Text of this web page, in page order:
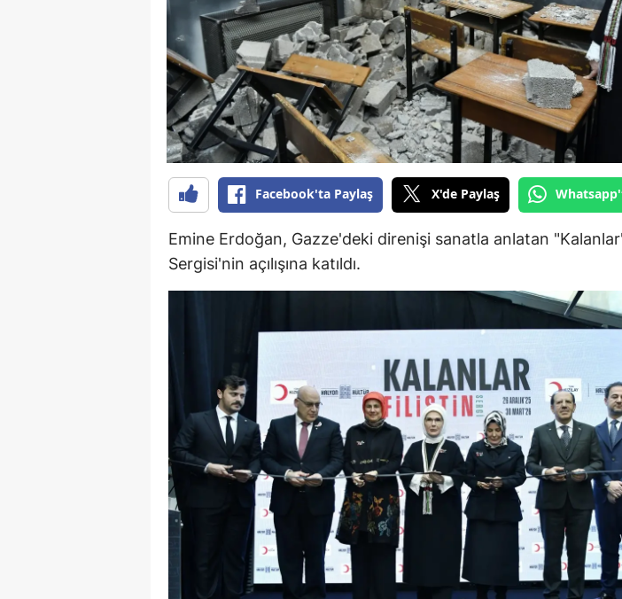
Bolu
Burdur
Bursa
Çanakkale
Çankırı
Çorum
Elazığ
Erzincan
Erzurum
Eskişehir
Gaziantep
Giresun
Gümüşhane
Hakkari
Facebook'ta Paylaş X'de Paylaş
Emine Erdoğan, Gazze'deki direnişi sanatla anlatan
Sergisi'nin açılışına katıldı.